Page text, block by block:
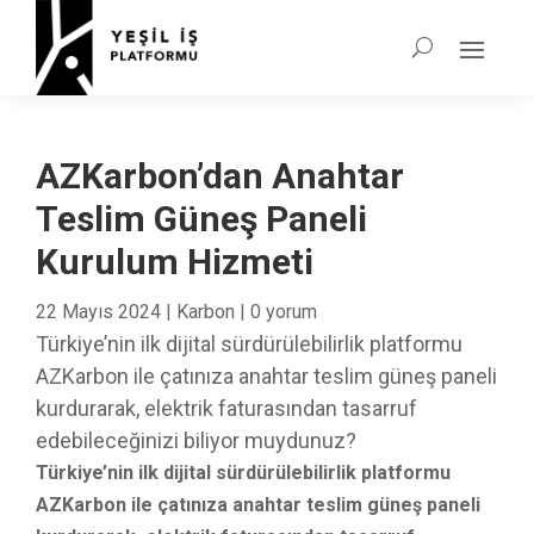
AZKarbon’dan Anahtar
Teslim Güneş Paneli
Kurulum Hizmeti
22 Mayıs 2024 | Karbon | 0 yorum
Türkiye’nin ilk dijital sürdürülebilirlik platformu
AZKarbon ile çatınıza anahtar teslim güneş paneli
kurdurarak, elektrik faturasından tasarruf
edebileceğinizi biliyor muydunuz?
Türkiye’nin ilk dijital sürdürülebilirlik platformu
AZKarbon ile çatınıza anahtar teslim güneş paneli